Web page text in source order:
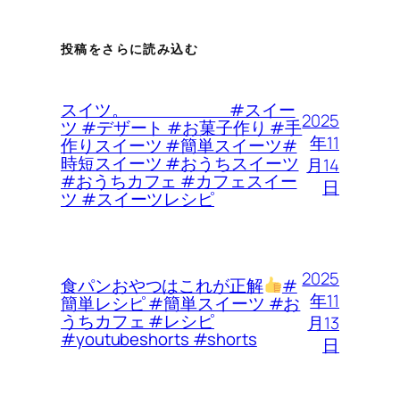
投稿をさらに読み込む
スイツ。 #スイー
ツ #デザート #お菓子作り #手
作りスイーツ #簡単スイーツ#
時短スイーツ #おうちスイーツ
#おうちカフェ #カフェスイー
ツ #スイーツレシピ
2025
年11
月14
日
食パンおやつはこれが正解 #
簡単レシピ #簡単スイーツ #お
うちカフェ #レシピ
#youtubeshorts #shorts
2025
年11
月13
日